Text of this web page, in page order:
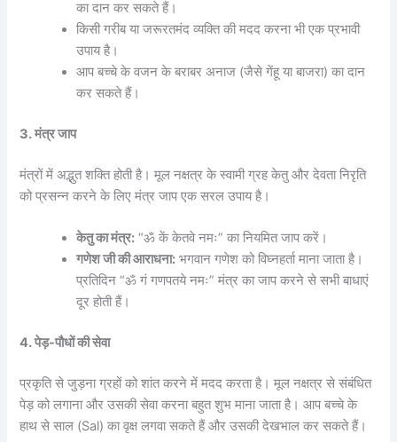
का दान कर सकते हैं।
किसी गरीब या जरूरतमंद व्यक्ति की मदद करना भी एक प्रभावी
उपाय है।
आप बच्चे के वजन के बराबर अनाज (जैसे गेंहू या बाजरा) का दान
कर सकते हैं।
3. मंत्र जाप
मंत्रों में अद्भुत शक्ति होती है। मूल नक्षत्र के स्वामी ग्रह केतु और देवता निरृति
को प्रसन्न करने के लिए मंत्र जाप एक सरल उपाय है।
केतु का मंत्र: “ॐ कें केतवे नमः” का नियमित जाप करें।
गणेश जी की आराधना: भगवान गणेश को विघ्नहर्ता माना जाता है।
प्रतिदिन “ॐ गं गणपतये नमः” मंत्र का जाप करने से सभी बाधाएं
दूर होती हैं।
4. पेड़-पौधों की सेवा
प्रकृति से जुड़ना ग्रहों को शांत करने में मदद करता है। मूल नक्षत्र से संबंधित
पेड़ को लगाना और उसकी सेवा करना बहुत शुभ माना जाता है। आप बच्चे के
हाथ से साल (Sal) का वृक्ष लगवा सकते हैं और उसकी देखभाल कर सकते हैं।